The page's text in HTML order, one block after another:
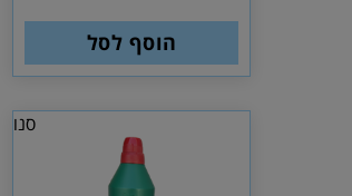
הוסף לסל
סנו